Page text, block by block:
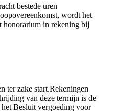
bestede uren
wordt het
honorarium in rekening bij
ter zake start.Rekeningen
van deze termijn is de
Besluit vergoeding voor